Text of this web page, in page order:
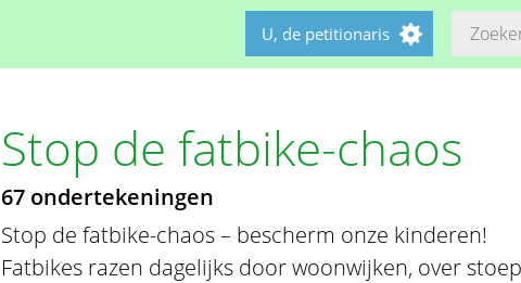
U, de petitionaris
Stop de fatbike-chaos
67 ondertekeningen
Stop de fatbike-chaos – bescherm onze kinderen!
Fatbikes razen dagelijks door woonwijken, over